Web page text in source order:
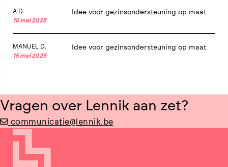
A D.
16 mei 2025
Idee voor gezinsondersteuning op maat
MANUEL D.
15 mei 2025
Idee voor gezinsondersteuning op maat
Vragen over Lennik aan zet?
communicatie@lennik.be